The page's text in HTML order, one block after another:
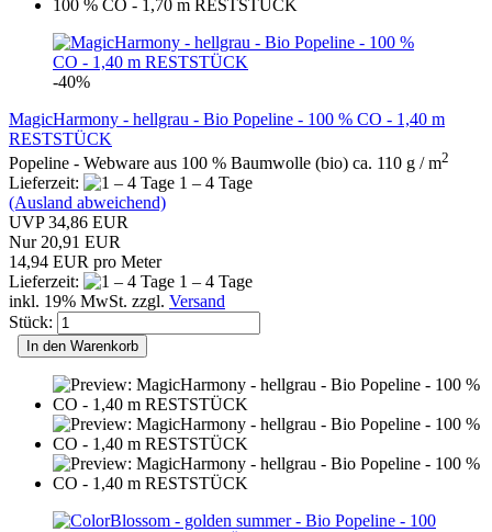
-40%
MagicHarmony - hellgrau - Bio Popeline - 100 % CO - 1,40 m
RESTSTÜCK
Popeline - Webware aus 100 % Baumwolle (bio) ca. 110 g / m2
Lieferzeit:
1 – 4 Tage
(Ausland abweichend)
UVP 34,86 EUR
Nur 20,91 EUR
14,94 EUR pro Meter
Lieferzeit:
1 – 4 Tage
inkl. 19% MwSt. zzgl. Versand
Stück:
In den Warenkorb